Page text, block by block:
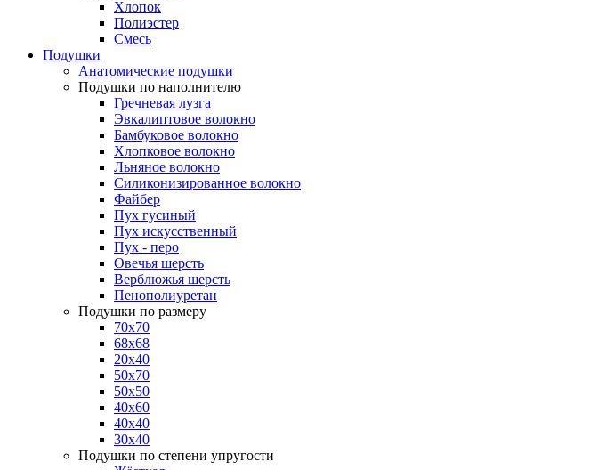
Хлопок
Полиэстер
Смесь
Подушки
Анатомические подушки
Подушки по наполнителю
Гречневая лузга
Эвкалиптовое волокно
Бамбуковое волокно
Хлопковое волокно
Льняное волокно
Силиконизированное волокно
Файбер
Пух гусиный
Пух искусственный
Пух - перо
Овечья шерсть
Верблюжья шерсть
Пенополиуретан
Подушки по размеру
70x70
68x68
20x40
50x70
50x50
40x60
40x40
30x40
Подушки по степени упругости